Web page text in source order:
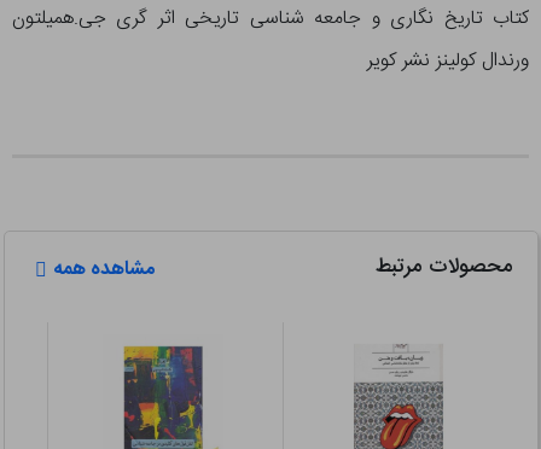
کتاب تاریخ نگاری و جامعه شناسی تاریخی اثر گری جی.همیلتون
ورندال کولینز نشر کویر
محصولات مرتبط مشاهده همه